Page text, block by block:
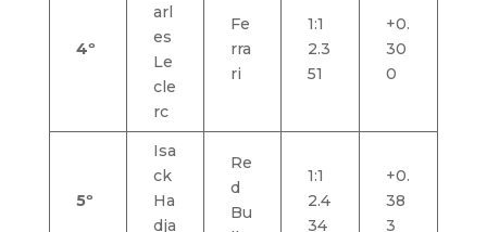
4º
arl
es
Le
cle
rc
Fe
rra
ri
1:1
2.3
51
+0.
30
0
5º
Isa
ck
Ha
dja
Re
d
Bu
1:1
2.4
34
+0.
38
3